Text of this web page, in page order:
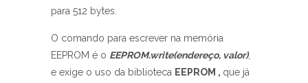
para 512 bytes.
O comando para escrever na memória
EEPROM é o EEPROM.write(endereço, valor),
e exige o uso da biblioteca EEPROM , que já